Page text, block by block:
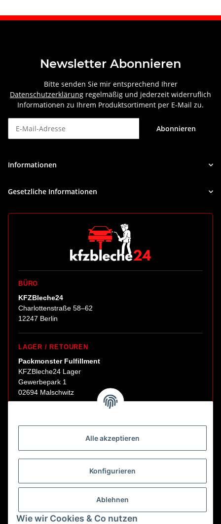
Alle akzeptieren
Konfigurieren
Ablehnen
Wie wir Cookies & Co nutzen
Newsletter Abonnieren
Bitte senden Sie mir entsprechend Ihrer
Datenschutzerklärung regelmäßig und jederzeit widerruflich
Informationen zu Ihrem Produktsortiment per E-Mail zu.
Abonnieren
Informationen
Gesetzliche Informationen
BÜRO
KFZBleche24
Charlottenstraße 58–62
12247 Berlin
LAGER / RETOUREN
Packmonster Fulfillment
KFZBleche24 Lager
Gewerbepark 1
02694 Malschwitz
Abholungen nur nach Terminvereinbarung.
E-Mail:sales@kfzbleche24.de
Vertrag widerrufen
* Alle Preise inkl. gesetzlicher USt., zzgl.Versand